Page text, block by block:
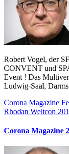
Robert Vogel, der SFCD e.V. und die Macher von BUCHMESSE
CONVENT und
Event ! Das
Ludwig-Saal,
Corona Magazine
Rhodan Weltcon
Corona Magazine